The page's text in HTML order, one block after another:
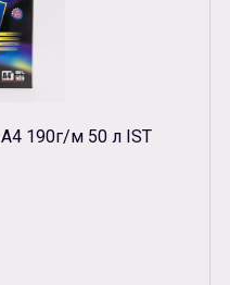
190г/м 50 л IST